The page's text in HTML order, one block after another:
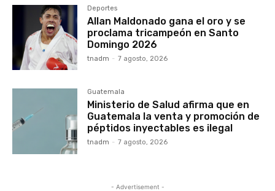
Deportes
Allan Maldonado gana el oro y se
proclama tricampeón en Santo
Domingo 2026
tnadm - 7 agosto, 2026
Guatemala
Ministerio de Salud afirma que en
Guatemala la venta y promoción de
péptidos inyectables es ilegal
tnadm - 7 agosto, 2026
- Advertisement -